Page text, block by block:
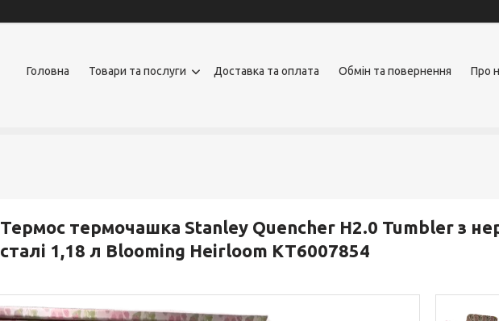
Головна Товари та послуги Доставка та оплата Обмін та повернення Про
Термос термочашка Stanley Quencher H2.0 Tumbler з
сталі 1,18 л Blooming Heirloom KT6007854